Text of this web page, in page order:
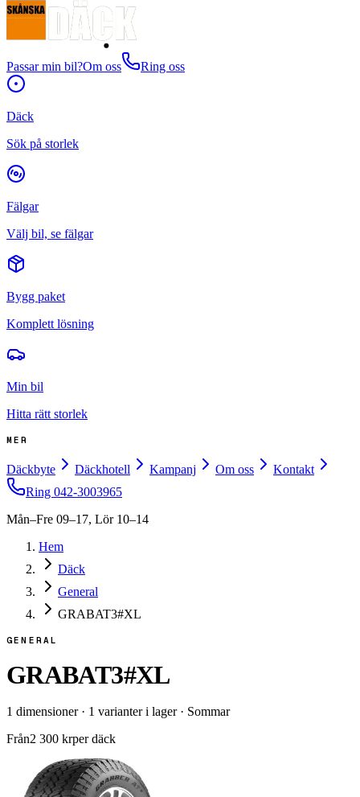
Passar min bil?Om oss Ring oss
Däck
Sök på storlek
Fälgar
Välj bil, se fälgar
Bygg paket
Komplett lösning
Min bil
Hitta rätt storlek
MER
Däckbyte Däckhotell Kampanj Om oss
Kontakt
Ring 042-3003965
Mån–Fre 09–17, Lör 10–14
Hem
Däck
General
GRABAT3#XL
GENERAL
GRABAT3#XL
1 dimensioner· 1 varianter i lager· Sommar
Från2 300 krper däck